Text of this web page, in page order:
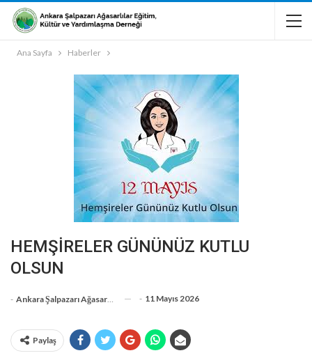
Ana Sayfa Haberler
HEMŞİRELER GÜNÜNÜZ KUTLU
OLSUN
- Ankara Şalpazarı Ağasarlılar Eğitim Kültür Ve Dayanışma Derneği - 11 Mayıs 2026
Paylaş